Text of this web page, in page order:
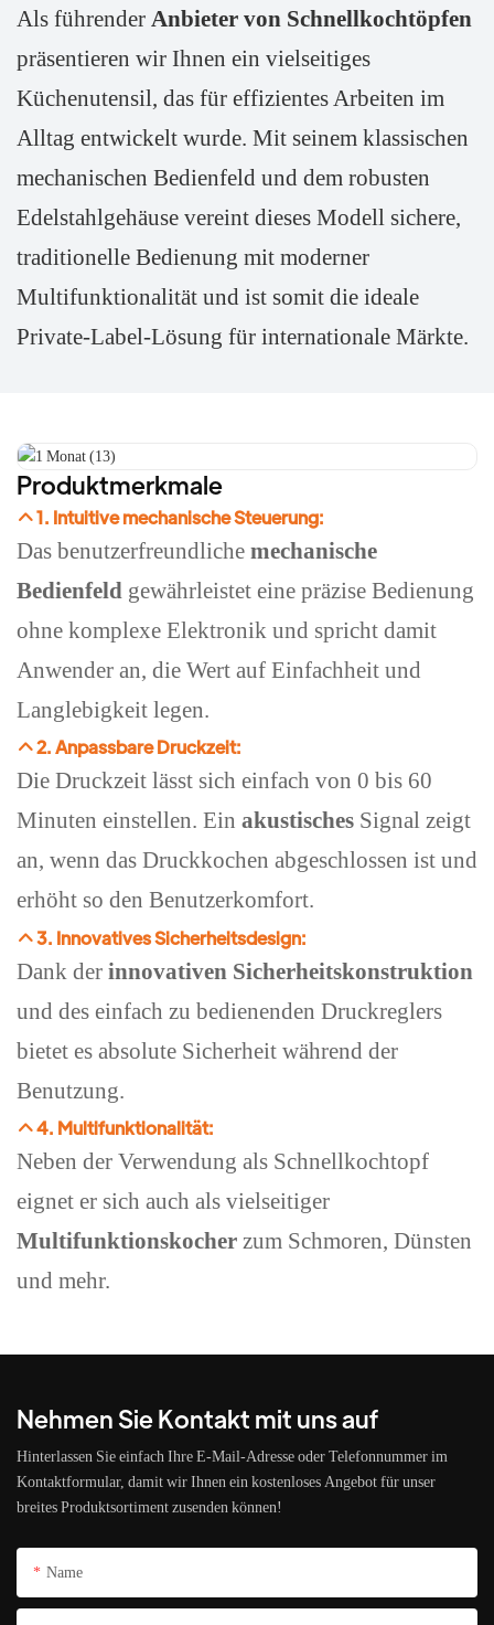
Als führender Anbieter von Schnellkochtöpfen
präsentieren wir Ihnen ein vielseitiges
Küchenutensil, das für effizientes Arbeiten im
Alltag entwickelt wurde. Mit seinem klassischen
mechanischen Bedienfeld und dem robusten
Edelstahlgehäuse vereint dieses Modell sichere,
traditionelle Bedienung mit moderner
Multifunktionalität und ist somit die ideale
Private-Label-Lösung für internationale Märkte.
Produktmerkmale
1. Intuitive mechanische Steuerung:
Das benutzerfreundliche mechanische
Bedienfeld gewährleistet eine präzise Bedienung
ohne komplexe Elektronik und spricht damit
Anwender an, die Wert auf Einfachheit und
Langlebigkeit legen.
2. Anpassbare Druckzeit:
Die Druckzeit lässt sich einfach von 0 bis 60
Minuten einstellen. Ein akustisches Signal zeigt
an, wenn das Druckkochen abgeschlossen ist und
erhöht so den Benutzerkomfort.
3. Innovatives Sicherheitsdesign:
Dank der innovativen Sicherheitskonstruktion
und des einfach zu bedienenden Druckreglers
bietet es absolute Sicherheit während der
Benutzung.
4. Multifunktionalität:
Neben der Verwendung als Schnellkochtopf
eignet er sich auch als vielseitiger
Multifunktionskocher zum Schmoren, Dünsten
und mehr.
Nehmen Sie Kontakt mit uns auf
Hinterlassen Sie einfach Ihre E-Mail-Adresse oder Telefonnummer im
Kontaktformular, damit wir Ihnen ein kostenloses Angebot für unser
breites Produktsortiment zusenden können!
Name